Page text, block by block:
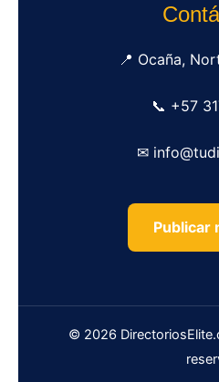
📍 Ocaña,
📞 +57
✉
Publicar
© 2026